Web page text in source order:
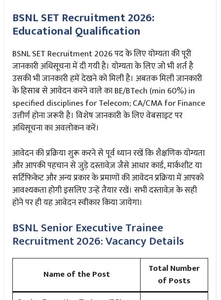
BSNL SET Recruitment 2026:
Educational Qualification
BSNL SET Recruitment 2026 पद के लिए योग्यता की पूरी
जानकारी अधिसूचना में दी गयी है। योग्यता के लिए जो भी शर्त है
उसकी भी जानकारी हमें देखने को मिली है। अबतक मिली जानकारी
के हिसाब से आवेदन करने वाले का BE/BTech (min 60%) in
specified disciplines for Telecom; CA/CMA for Finance
उत्तीर्ण होना जरूरी है। विशेष जानकारी के लिए वेबसाइट पर
अधिसूचना का अवलोकन करें।
आवेदन की प्रक्रिया शुरू करने से पूर्व ध्यान रखें कि शैक्षणिक योग्यता
और आपकी पहचान से जुड़े दस्तावेज़ जैसे आधार कार्ड, मार्कशीट या
सर्टिफिकेट और अन्य प्रकार के प्रमाणों की आवेदन प्रक्रिया में आपको
आवश्यकता होगी इसलिए उन्हें तैयार रखें। सभी दस्तावेज़ के सही
होने पर ही यह आवेदन स्वीकार किया जायेगा।
BSNL Senior Executive Trainee
Recruitment 2026: Vacancy Details
Name of the Post
Total Number
of Posts